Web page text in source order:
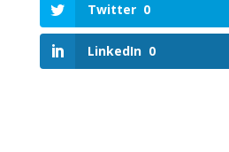
Twitter 0
LinkedIn 0